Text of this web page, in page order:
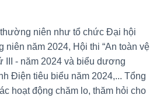
niên như tổ chức Đại hội
niên năm 2024, Hội thi “An toàn vệ
III - năm 2024 và biểu dương
Điện tiêu biểu năm 2024,... Tổng
hoạt động chăm lo, thăm hỏi cho